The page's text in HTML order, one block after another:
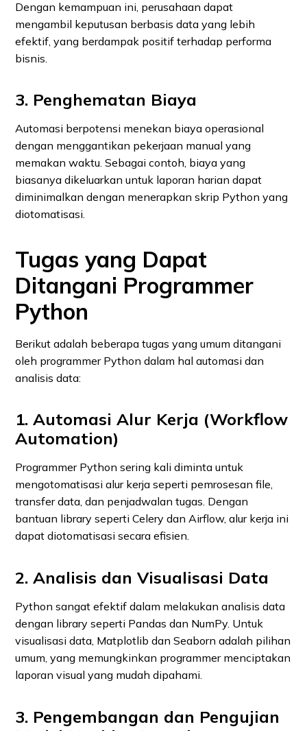
Dengan kemampuan ini, perusahaan dapat
mengambil keputusan berbasis data yang lebih
efektif, yang berdampak positif terhadap performa
bisnis.
3. Penghematan Biaya
Automasi berpotensi menekan biaya operasional
dengan menggantikan pekerjaan manual yang
memakan waktu. Sebagai contoh, biaya yang
biasanya dikeluarkan untuk laporan harian dapat
diminimalkan dengan menerapkan skrip Python yang
diotomatisasi.
Tugas yang Dapat
Ditangani Programmer
Python
Berikut adalah beberapa tugas yang umum ditangani
oleh programmer Python dalam hal automasi dan
analisis data:
1. Automasi Alur Kerja (Workflow
Automation)
Programmer Python sering kali diminta untuk
mengotomatisasi alur kerja seperti pemrosesan file,
transfer data, dan penjadwalan tugas. Dengan
bantuan library seperti Celery dan Airflow, alur kerja ini
dapat diotomatisasi secara efisien.
2. Analisis dan Visualisasi Data
Python sangat efektif dalam melakukan analisis data
dengan library seperti Pandas dan NumPy. Untuk
visualisasi data, Matplotlib dan Seaborn adalah pilihan
umum, yang memungkinkan programmer menciptakan
laporan visual yang mudah dipahami.
3. Pengembangan dan Pengujian